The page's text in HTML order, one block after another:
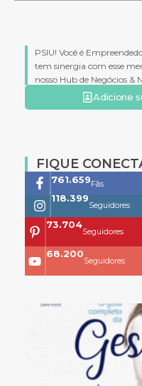
PSIU! Você é
tem sinergia com esse
nosso Hub de Negócios &
Adicione
FIQUE
761.659Fãs
118.399
Seguidores
73.704
Seguidores
68.200
Seguidores